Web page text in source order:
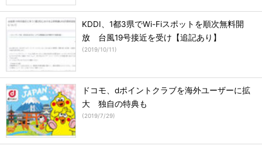
KDDI、1都3県でWi-Fiスポットを順次無料開
放 台風19号接近を受け【追記あり】
(2019/10/11)
ドコモ、dポイントクラブを海外ユーザーに拡
大 独自の特典も
(2019/7/29)